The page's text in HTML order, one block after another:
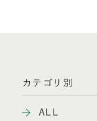
カテゴリ別
ALL